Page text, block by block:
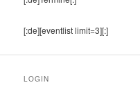
[:de][eventlist limit=3][:]
LOGIN